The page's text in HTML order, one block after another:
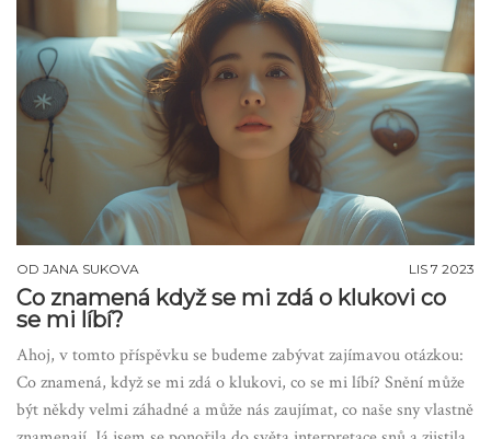
OD JANA SUKOVA LIS 7 2023
Co znamená když se mi zdá o klukovi co
se mi líbí?
Ahoj, v tomto příspěvku se budeme zabývat zajímavou otázkou:
Co znamená, když se mi zdá o klukovi, co se mi líbí? Snění může
být někdy velmi záhadné a může nás zaujímat, co naše sny vlastně